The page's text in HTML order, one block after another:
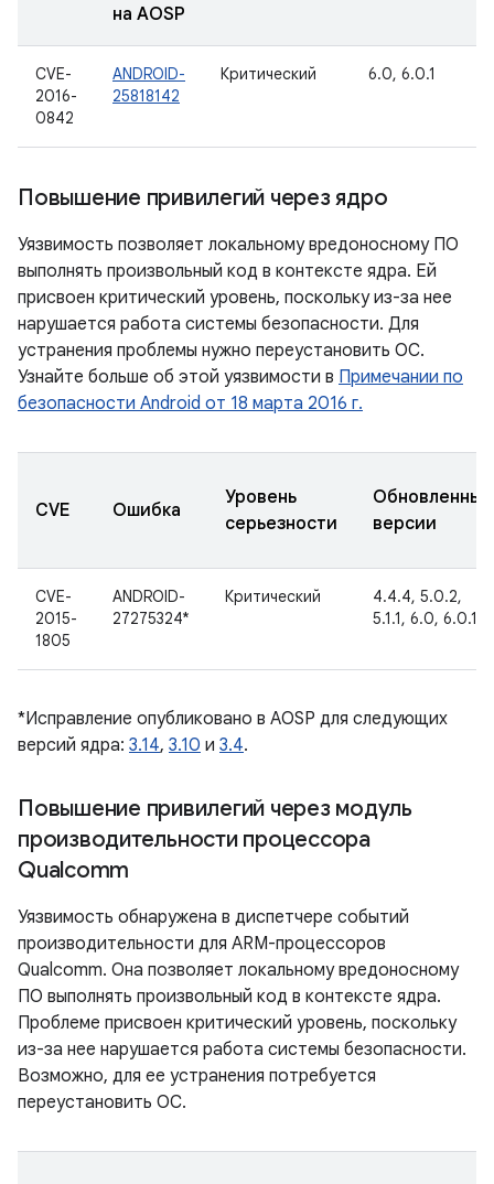
на AOSP
CVE-
2016-
0842
ANDROID-
25818142
Критический 6.0, 6.0.1
Повышение привилегий через ядро
Уязвимость позволяет локальному вредоносному ПО
выполнять произвольный код в контексте ядра. Ей
присвоен критический уровень, поскольку из-за нее
нарушается работа системы безопасности. Для
устранения проблемы нужно переустановить ОС.
Узнайте больше об этой уязвимости в Примечании по
безопасности Android от 18 марта 2016 г.
CVE Ошибка
Уровень
серьезности
Обновленные
версии
CVE-
2015-
1805
ANDROID-
27275324*
Критический
4.4.4, 5.0.2,
5.1.1, 6.0, 6.0.1
*Исправление опубликовано в AOSP для следующих
версий ядра: 3.14, 3.10 и 3.4.
Повышение привилегий через модуль
производительности процессора
Qualcomm
Уязвимость обнаружена в диспетчере событий
производительности для ARM-процессоров
Qualcomm. Она позволяет локальному вредоносному
ПО выполнять произвольный код в контексте ядра.
Проблеме присвоен критический уровень, поскольку
из-за нее нарушается работа системы безопасности.
Возможно, для ее устранения потребуется
переустановить ОС.